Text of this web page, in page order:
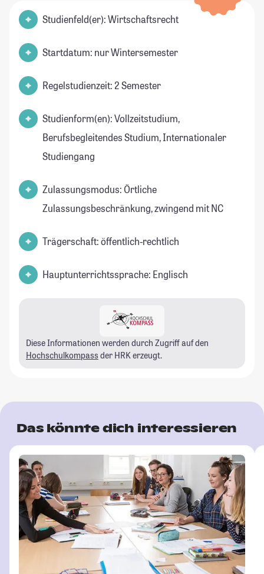
Studienfeld(er): Wirtschaftsrecht
Startdatum: nur Wintersemester
Regelstudienzeit: 2 Semester
Studienform(en): Vollzeitstudium,
Berufsbegleitendes Studium, Internationaler
Studiengang
Zulassungsmodus: Örtliche
Zulassungsbeschränkung, zwingend mit NC
Trägerschaft: öffentlich-rechtlich
Hauptunterrichtssprache: Englisch
Diese Informationen werden durch Zugriff auf den
Hochschulkompass der HRK erzeugt.
Das könnte dich interessieren